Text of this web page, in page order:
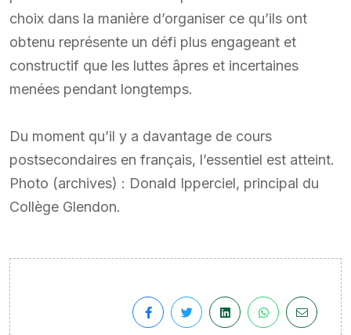
choix dans la manière d’organiser ce qu’ils ont
obtenu représente un défi plus engageant et
constructif que les luttes âpres et incertaines
menées pendant longtemps.
Du moment qu’il y a davantage de cours
postsecondaires en français, l’essentiel est atteint.
Photo (archives) : Donald Ipperciel, principal du
Collège Glendon.